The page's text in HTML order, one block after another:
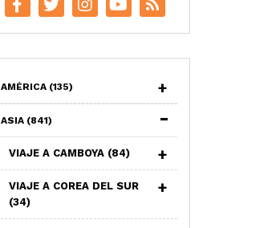
AMÉRICA (135)
ASIA (841)
VIAJE A CAMBOYA (84)
VIAJE A COREA DEL SUR
(34)